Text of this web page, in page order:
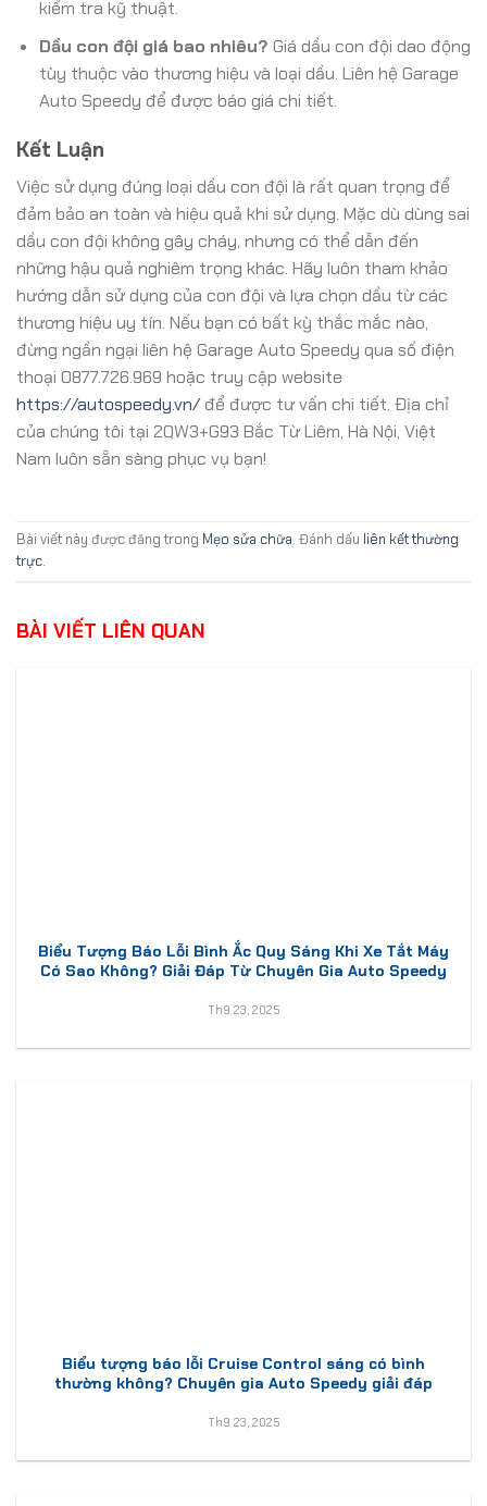
kiểm tra kỹ thuật.
Dầu con đội giá bao nhiêu? Giá dầu con đội dao động
tùy thuộc vào thương hiệu và loại dầu. Liên hệ Garage
Auto Speedy để được báo giá chi tiết.
Kết Luận
Việc sử dụng đúng loại dầu con đội là rất quan trọng để
đảm bảo an toàn và hiệu quả khi sử dụng. Mặc dù dùng sai
dầu con đội không gây cháy, nhưng có thể dẫn đến
những hậu quả nghiêm trọng khác. Hãy luôn tham khảo
hướng dẫn sử dụng của con đội và lựa chọn dầu từ các
thương hiệu uy tín. Nếu bạn có bất kỳ thắc mắc nào,
đừng ngần ngại liên hệ Garage Auto Speedy qua số điện
thoại 0877.726.969 hoặc truy cập website
https://autospeedy.vn/để được tư vấn chi tiết. Địa chỉ
của chúng tôi tại 2QW3+G93 Bắc Từ Liêm, Hà Nội, Việt
Nam luôn sẵn sàng phục vụ bạn!
Bài viết này được đăng trong Mẹo sửa chữa. Đánh dấu liên kết thường
trực.
BÀI VIẾT LIÊN QUAN
Biểu Tượng Báo Lỗi Bình Ắc Quy Sáng Khi Xe Tắt Máy
Có Sao Không? Giải Đáp Từ Chuyên Gia Auto Speedy
Th9 23, 2025
Biểu tượng báo lỗi Cruise Control sáng có bình
thường không? Chuyên gia Auto Speedy giải đáp
Th9 23, 2025